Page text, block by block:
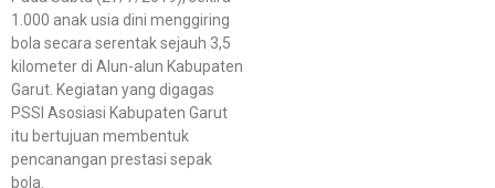
1.000 anak usia dini menggiring
bola secara serentak sejauh 3,5
kilometer di Alun-alun Kabupaten
Garut. Kegiatan yang digagas
PSSI Asosiasi Kabupaten Garut
itu bertujuan membentuk
pencanangan prestasi sepak
bola.